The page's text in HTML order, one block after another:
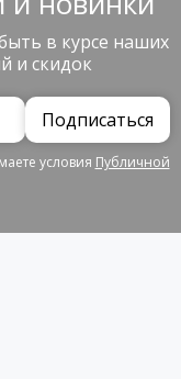
в курсе наших
и скидок
Подписаться
условия Публичной